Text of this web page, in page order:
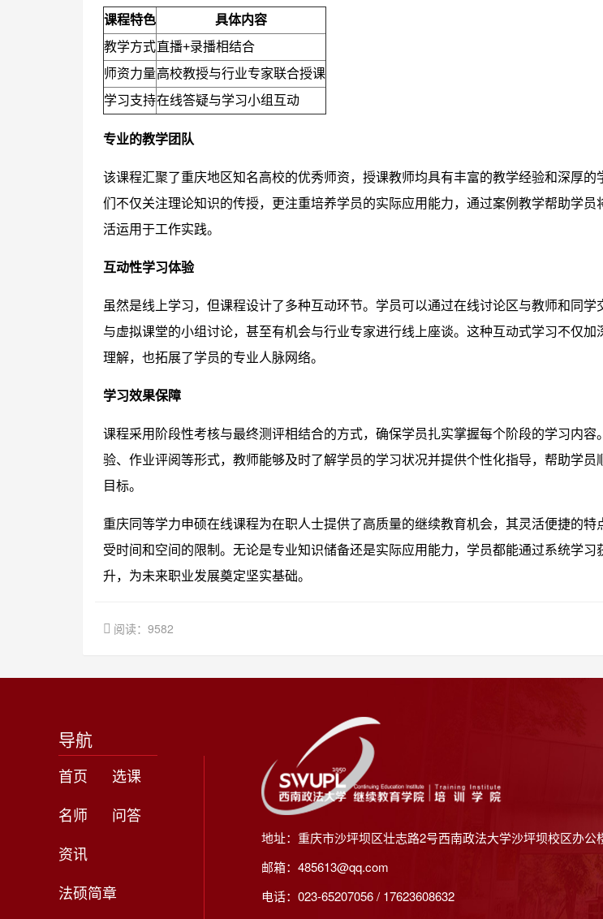
课程特色
具体内容
教学方式直播+录播相结合
师资力量高校教授与行业专家联合授课
学习支持在线答疑与学习小组互动
专业的教学团队
该课程汇聚了重庆地区知名高校的优秀师资，授课教师均具有丰富的教学经验和深厚的
们不仅关注理论知识的传授，更注重培养学员的实际应用能力，通过案例教学帮助学员
活运用于工作实践。
互动性学习体验
虽然是线上学习，但课程设计了多种互动环节。学员可以通过在线讨论区与教师和同学
与虚拟课堂的小组讨论，甚至有机会与行业专家进行线上座谈。这种互动式学习不仅加
理解，也拓展了学员的专业人脉网络。
学习效果保障
课程采用阶段性考核与最终测评相结合的方式，确保学员扎实掌握每个阶段的学习内容
验、作业评阅等形式，教师能够及时了解学员的学习状况并提供个性化指导，帮助学员
目标。
重庆同等学力申硕在线课程为在职人士提供了高质量的继续教育机会，其灵活便捷的特
受时间和空间的限制。无论是专业知识储备还是实际应用能力，学员都能通过系统学习
升，为未来职业发展奠定坚实基础。
阅读：9582
导航
首页
选课
名师
问答
资讯
法硕简章
地址：重庆市沙坪坝区壮志路2号西南政法大学沙坪坝校区办公
邮箱：485613@qq.com
电话：023-65207056 / 17623608632